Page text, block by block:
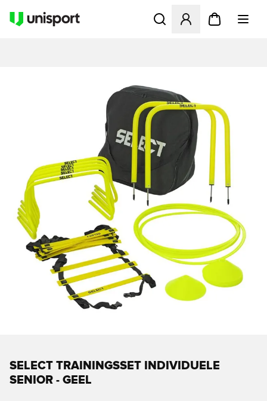
Opent een venster om in
SELECT TRAININGSSET INDIVIDUELE
SENIOR - GEEL